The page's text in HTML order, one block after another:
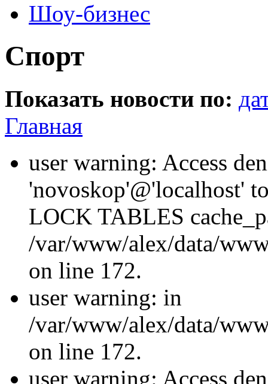
Шоу-бизнес
Спорт
Показать новости по:
Главная
user warning: Access
'novoskop'@'localhost'
LOCK TABLES
/var/www/alex/data/
on line 172.
user warning: in
/var/www/alex/data/
on line 172.
user warning: Access